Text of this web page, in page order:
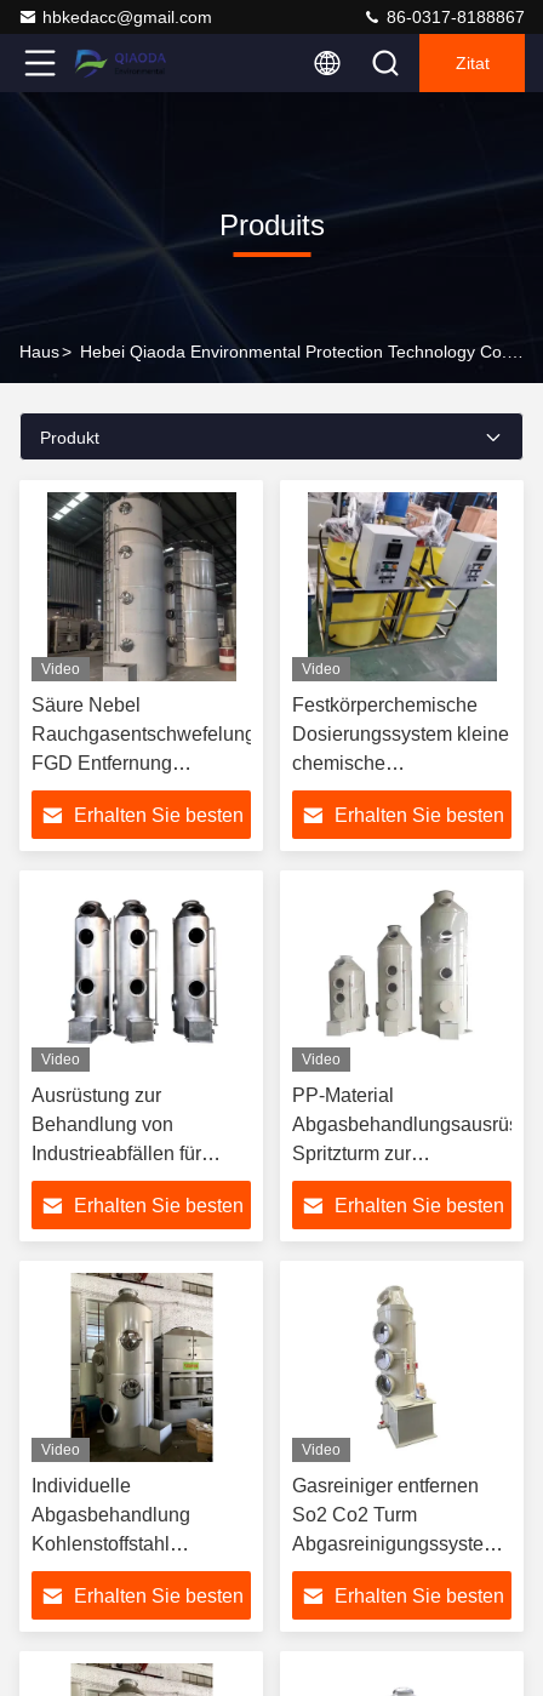
hbkedacc@gmail.com 86-0317-8188867
Zitat
Produits
Haus>
Produkt
Video
Säure Nebel
Rauchgasentschwefelung
FGD Entfernung
Chemische Luft Schwefel
Waschen Sprühturm
Schrubber
Erhalten Sie besten
Video
Festkörperchemische
Dosierungssystem kleine
chemische
Dosierungspumpe
automatisch
Erhalten Sie besten
Video
Ausrüstung zur
Behandlung von
Industrieabfällen für
HCL/NH3/HF/H2SO4/NAOH
Erhalten Sie besten
Video
PP-Material
Spritzturm zur
Gewinnung
Erhalten Sie besten
Video
Individuelle
Abgasbehandlung
Kohlenstoffstahl
Luftreinigung
Nassschrubber
Sprühturm
Erhalten Sie besten
Video
Gasreiniger entfernen
So2 Co2 Turm
Abgasreinigungssystem
verpacktes Bett nasse
Reiniger für die
Abwasserindustrie
Erhalten Sie besten